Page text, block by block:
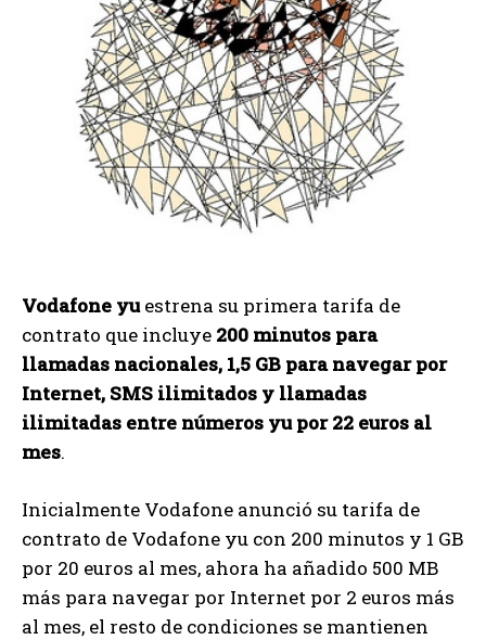
Vodafone yuestrena su primera tarifa de
contrato que incluye 200 minutos para
llamadas nacionales, 1,5 GB para navegar por
Internet, SMS ilimitados y llamadas
ilimitadas entre números yu por 22 euros al
mes.
Inicialmente Vodafone anunció su tarifa de
contrato de Vodafone yu con 200 minutos y 1 GB
por 20 euros al mes, ahora ha añadido 500 MB
más para navegar por Internet por 2 euros más
al mes, el resto de condiciones se mantienen